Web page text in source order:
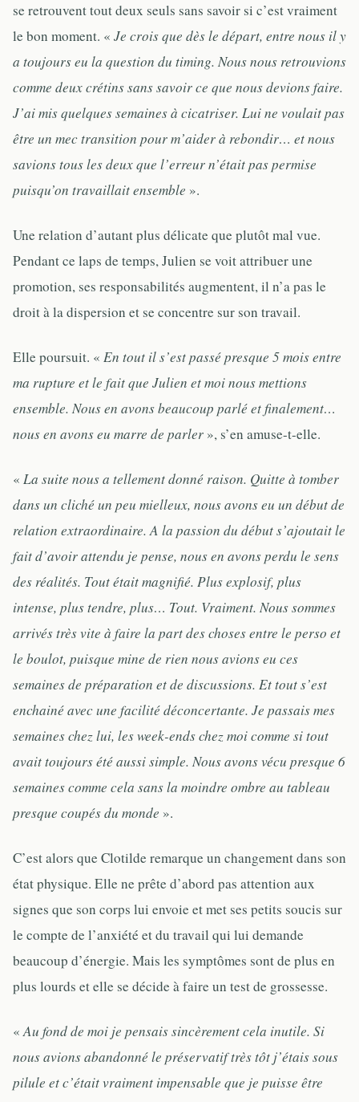
se retrouvent tout deux seuls sans savoir si c’est vraiment
le bon moment. « Je crois que dès le départ, entre nous il y
a toujours eu la question du timing. Nous nous retrouvions
comme deux crétins sans savoir ce que nous devions faire.
J’ai mis quelques semaines à cicatriser. Lui ne voulait pas
être un mec transition pour m’aider à rebondir… et nous
savions tous les deux que l’erreur n’était pas permise
puisqu’on travaillait ensemble ».
Une relation d’autant plus délicate que plutôt mal vue.
Pendant ce laps de temps, Julien se voit attribuer une
promotion, ses responsabilités augmentent, il n’a pas le
droit à la dispersion et se concentre sur son travail.
Elle poursuit. « En tout il s’est passé presque 5 mois entre
ma rupture et le fait que Julien et moi nous mettions
ensemble. Nous en avons beaucoup parlé et finalement…
nous en avons eu marre de parler », s’en amuse-t-elle.
« La suite nous a tellement donné raison. Quitte à tomber
dans un cliché un peu mielleux, nous avons eu un début de
relation extraordinaire. A la passion du début s’ajoutait le
fait d’avoir attendu je pense, nous en avons perdu le sens
des réalités. Tout était magnifié. Plus explosif, plus
intense, plus tendre, plus… Tout. Vraiment. Nous sommes
arrivés très vite à faire la part des choses entre le perso et
le boulot, puisque mine de rien nous avions eu ces
semaines de préparation et de discussions. Et tout s’est
enchainé avec une facilité déconcertante. Je passais mes
semaines chez lui, les week-ends chez moi comme si tout
avait toujours été aussi simple. Nous avons vécu presque 6
semaines comme cela sans la moindre ombre au tableau
presque coupés du monde ».
C’est alors que Clotilde remarque un changement dans son
état physique. Elle ne prête d’abord pas attention aux
signes que son corps lui envoie et met ses petits soucis sur
le compte de l’anxiété et du travail qui lui demande
beaucoup d’énergie. Mais les symptômes sont de plus en
plus lourds et elle se décide à faire un test de grossesse.
«Au fond de moi je pensais sincèrement cela inutile. Si
nous avions abandonné le préservatif très tôt j’étais sous
pilule et c’était vraiment impensable que je puisse être